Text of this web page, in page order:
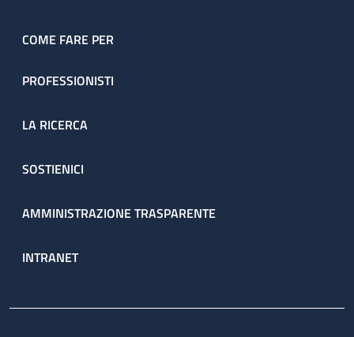
COME FARE PER
PROFESSIONISTI
LA RICERCA
SOSTIENICI
AMMINISTRAZIONE TRASPARENTE
INTRANET